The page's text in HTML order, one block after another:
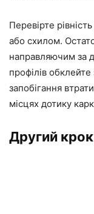
Перевірте
або схилом.
направляючим за
профілів обклейте
запобігання
місцях дотику
Другий крок